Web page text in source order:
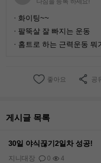
· 화이팅~~
· 팔뚝살 잘 빠지는 운동
· 홈트로 하는 근력운동 뭐
좋아요 공
게시글 목록
30일 야식끊기2일차 성공!
0 4
지니대장